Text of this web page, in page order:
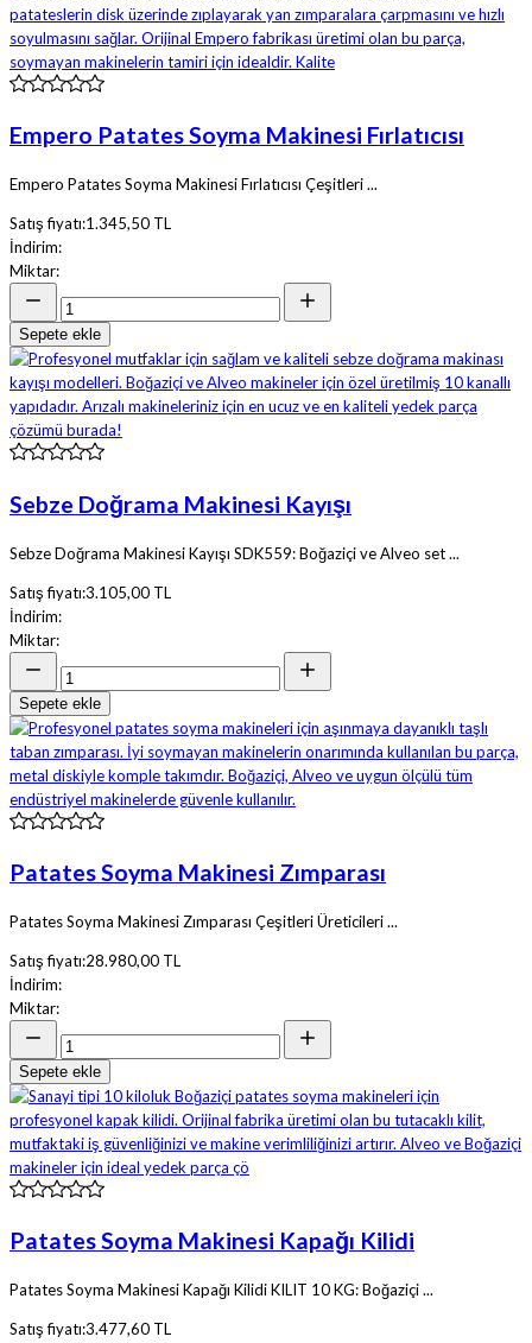
Empero Patates Soyma Makinesi Fırlatıcısı
Empero Patates Soyma Makinesi Fırlatıcısı Çeşitleri ...
Satış fiyatı:1.345,50 TL
İndirim:
Miktar:
Sepete ekle
Sebze Doğrama Makinesi Kayışı
Sebze Doğrama Makinesi Kayışı SDK559: Boğaziçi ve Alveo set ...
Satış fiyatı:3.105,00 TL
İndirim:
Miktar:
Sepete ekle
Patates Soyma Makinesi Zımparası
Patates Soyma Makinesi Zımparası Çeşitleri Üreticileri ...
Satış fiyatı:28.980,00 TL
İndirim:
Miktar:
Sepete ekle
Patates Soyma Makinesi Kapağı Kilidi
Patates Soyma Makinesi Kapağı Kilidi KILIT 10 KG: Boğaziçi ...
Satış fiyatı:3.477,60 TL